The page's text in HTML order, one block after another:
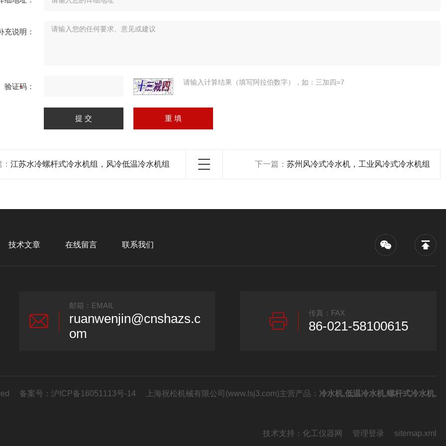
充说明：
验证码： 请输入计算结果（填写阿拉伯数字），如：三加四=7
江苏水冷螺杆式冷水机组，风冷低温冷水机组 下一篇： 苏州风冷式冷水机，工业风冷式冷水机组
技术文章 在线留言 联系我们
邮箱：EMAIL
ruanwenjin@cnshazs.c
om
传真：FAX
86-021-58100615
备案号： 沪ICP备16051113号-14上海祝松机械有限公司(www.lsj3.com)主营产品： 冷水机,低温冷水机,螺杆式冷水机,
技术支持： 化工仪器网 管理登录 sitemap.xml